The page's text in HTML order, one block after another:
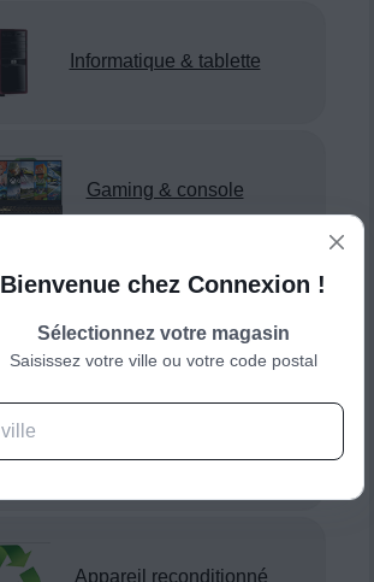
Informatique & tablette
Gaming & console
Appareil reconditionné
Bienvenue chez Connexion !
Sélectionnez votre magasin
Saisissez votre ville ou votre code postal